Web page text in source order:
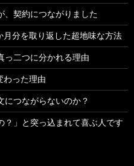
、契約につながりました
分を取り返した超地味な方法
っ二つに分かれる理由
わった理由
につながらないのか？
？」と突っ込まれて喜ぶ人です